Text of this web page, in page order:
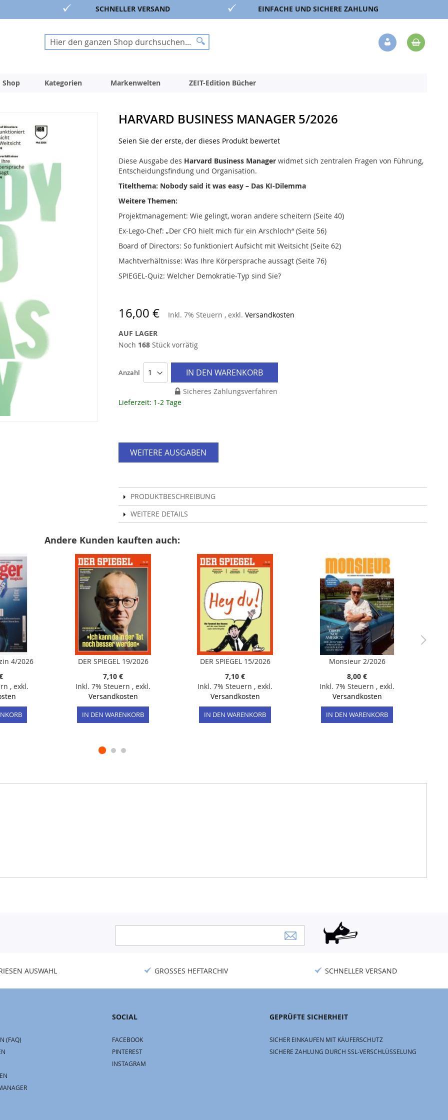
SCHNELLER VERSAND EINFACHE UND SICHERE ZAHLUNG
Suche
Suche
Veränderung
Shop Kategorien Markenwelten ZEIT-Edition Bücher
HARVARD BUSINESS MANAGER 5/2026
Seien Sie der erste, der dieses Produkt bewertet
Diese Ausgabe des Harvard Business Managerwidmet sich zentralen Fragen von Führung,
Entscheidungsfindung und Organisation.
Titelthema: Nobody said it was easy – Das KI‑Dilemma
Weitere Themen:
Projektmanagement: Wie gelingt, woran andere scheitern (Seite 40)
Ex‑Lego‑Chef: „Der CFO hielt mich für ein Arschloch“ (Seite 56)
Board of Directors: So funktioniert Aufsicht mit Weitsicht (Seite 62)
Machtverhältnisse: Was Ihre Körpersprache aussagt (Seite 76)
SPIEGEL‑Quiz: Welcher Demokratie‑Typ sind Sie?
16,00 € Inkl. 7% Steuern , exkl. Versandkosten
AUF LAGER
Noch 168Stück vorrätig
Anzahl IN DEN WARENKORB
Sicheres Zahlungsverfahren
Lieferzeit: 1-2 Tage
WEITERE AUSGABEN
PRODUKTBESCHREIBUNG
WEITERE DETAILS
Andere Kunden kauften auch:
4/2026
, exkl.
DER SPIEGEL 19/2026
7,10 €
Inkl. 7% Steuern , exkl.
Versandkosten
IN DEN WARENKORB
DER SPIEGEL 15/2026
7,10 €
Inkl. 7% Steuern , exkl.
Versandkosten
IN DEN WARENKORB
Monsieur 2/2026
8,00 €
Inkl. 7% Steuern , exkl.
Versandkosten
IN DEN WARENKORB
Newsletter:
AUSWAHL GROSSES HEFTARCHIV SCHNELLER VERSAND
(FAQ)
SOCIAL
FACEBOOK
PINTEREST
INSTAGRAM
GEPRÜFTE SICHERHEIT
SICHER EINKAUFEN MIT KÄUFERSCHUTZ
SICHERE ZAHLUNG DURCH SSL-VERSCHLÜSSELUNG